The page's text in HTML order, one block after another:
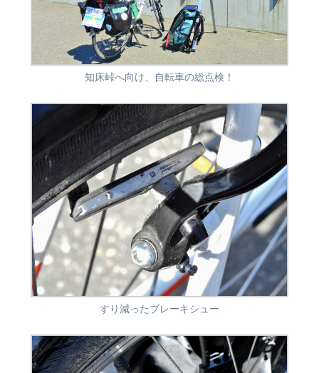
知床峠へ向け、自転車の総点検！
すり減ったブレーキシュー